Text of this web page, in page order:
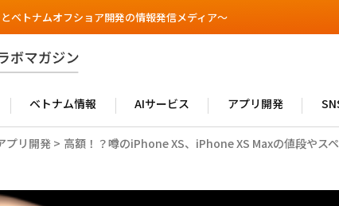
ベトナムオフショア開発の情報発信メディア～
ベトナム情報 AIサービス アプリ開発
プリ開発 > 高額！？噂のiPhone XS、iPhone XS Maxの値段やス